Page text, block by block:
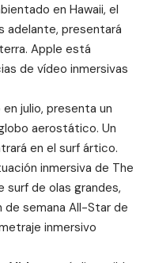
en Hawaii, el
adelante, presentará
Apple está
de vídeo inmersivas
julio, presenta un
aerostático. Un
en el surf ártico.
inmersiva de The
surf de olas grandes,
semana All-Star de
inmersivo